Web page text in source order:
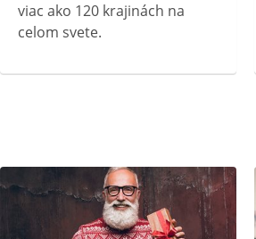
viac ako 120 krajinách na
celom svete.